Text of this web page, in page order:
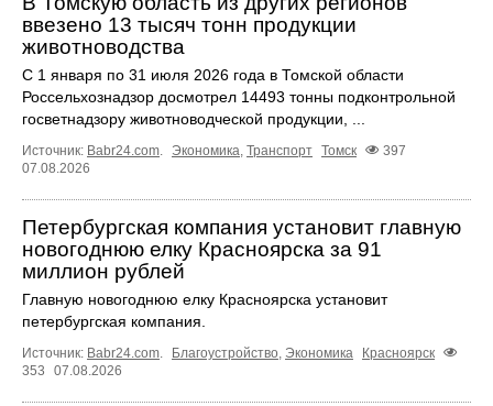
ввезено 13 тысяч тонн продукции
животноводства
С 1 января по 31 июля 2026 года в Томской области
Россельхознадзор досмотрел 14493 тонны подконтрольной
госветнадзору животноводческой продукции, ...
Источник: Babr24.com. Экономика, Транспорт Томск
397
07.08.2026
Петербургская компания установит главную
новогоднюю елку Красноярска за 91
миллион рублей
Главную новогоднюю елку Красноярска установит
петербургская компания.
Источник: Babr24.com. Благоустройство, Экономика
Красноярск
353
07.08.2026